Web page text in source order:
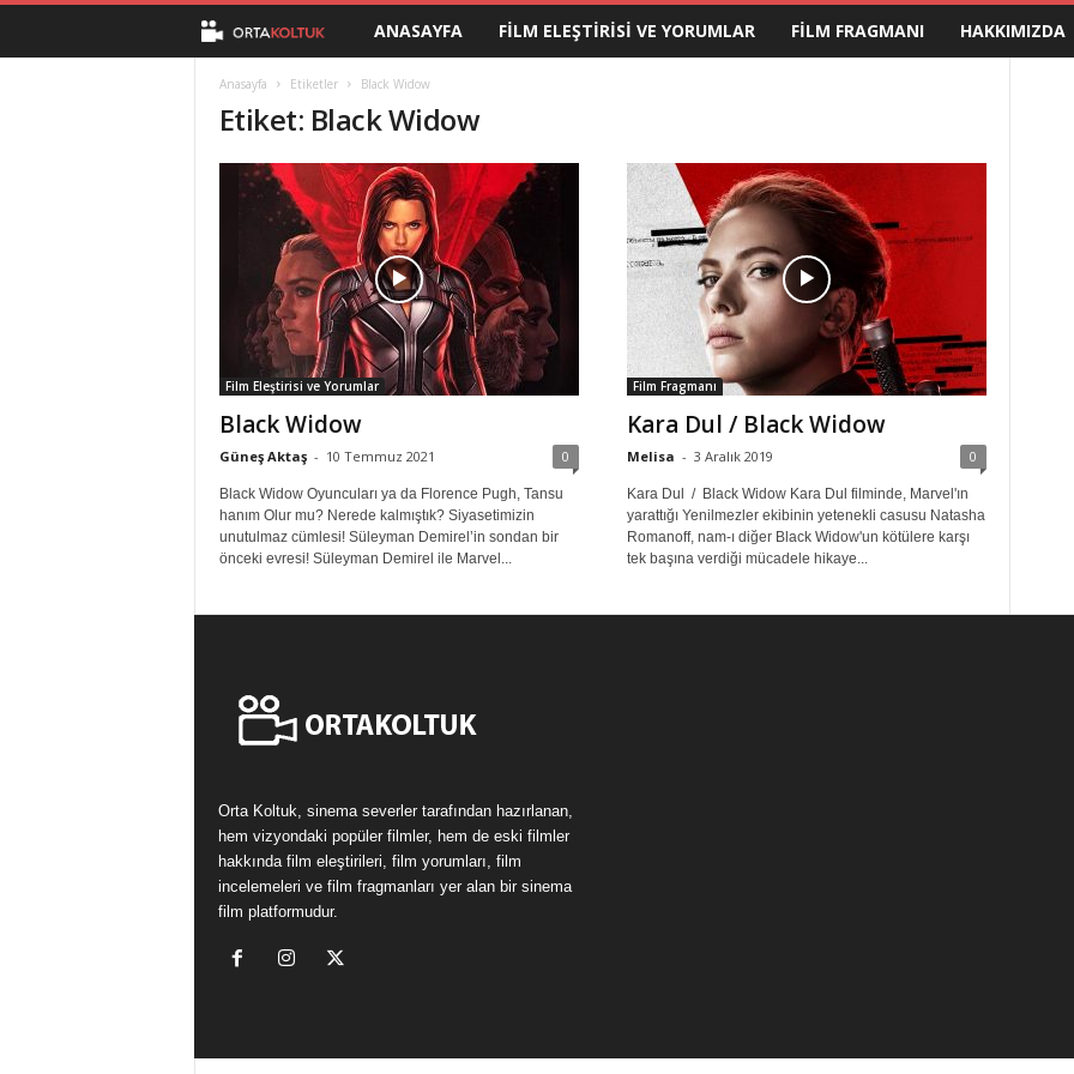
t
a
K
o
l
t
u
k
ANASAYFA FILM ELEŞTIRISI VE YORUMLAR FILM FRAGMANI HAKKIMIZDA
Anasayfa Etiketler Black Widow
Etiket: Black Widow
Film Eleştirisi ve Yorumlar
Black Widow
Güneş Aktaş - 10 Temmuz 2021 0
Black Widow Oyuncuları ya da Florence Pugh, Tansu
hanım Olur mu? Nerede kalmıştık? Siyasetimizin
unutulmaz cümlesi! Süleyman Demirel’in sondan bir
önceki evresi! Süleyman Demirel ile Marvel...
Film Fragmanı
Kara Dul / Black Widow
Melisa - 3 Aralık 2019 0
Kara Dul / Black Widow Kara Dul filminde, Marvel'ın
yarattığı Yenilmezler ekibinin yetenekli casusu Natasha
Romanoff, nam-ı diğer Black Widow'un kötülere karşı
tek başına verdiği mücadele hikaye...
Orta Koltuk, sinema severler tarafından hazırlanan,
hem vizyondaki popüler filmler, hem de eski filmler
hakkında film eleştirileri, film yorumları, film
incelemeleri ve film fragmanları yer alan bir sinema
film platformudur.